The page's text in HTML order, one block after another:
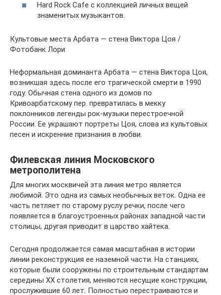
Hard Rock Cafe с коллекцией личных вещей
знаменитых музыкантов.
Культовые места Арбата — стена Виктора Цоя /
Фотобанк Лори
Неформальная доминанта Арбата — стена Виктора Цоя,
возникшая здесь после его трагической смерти в 1990
году. Обычная стена одного из домов по
Кривоарбатскому пер. превратилась в мекку
поклонников легенды рок-музыки перестроечной
России. Ее украшают портреты Цоя, слова из культовых
песен и искренние признания в любви.
Филевская линия Московского
метрополитена
Для многих москвичей эта линия метро является
любимой. Это одна из самых необычных веток. Одна ее
часть петляет по старому руслу речки, после чего
появляется в благоустроенных районах западной части
столицы, другая приводит в царство хайтека.
Сегодня продолжается самая масштабная в истории
линии реконструкция ее наземной части. На станциях,
которые были сооружены по строительным стандартам
середины XX столетия, меняются несущие конструкции,
прослужившие 60 лет. Полностью перестраиваются и